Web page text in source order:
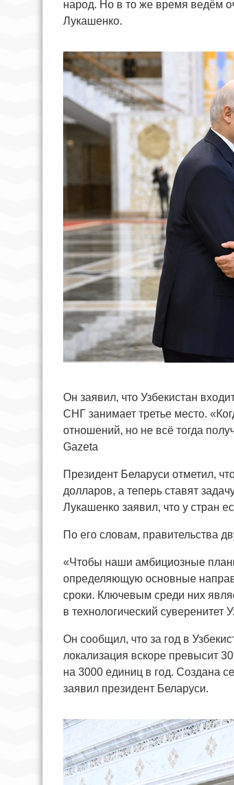
народ. Но в то же время ведём
Лукашенко.
Он заявил, что Узбекистан
СНГ занимает третье место.
отношений, но не всё тогда
Gazeta
Президент Беларуси отметил,
долларов, а теперь ставят
Лукашенко заявил, что у стран
По его словам, правительства
«Чтобы наши амбициозные
определяющую основные
сроки. Ключевым среди них
в технологический суверенитет
Он сообщил, что за год в
локализация вскоре превысит
на 3000 единиц в год. Создана
заявил президент Беларуси.